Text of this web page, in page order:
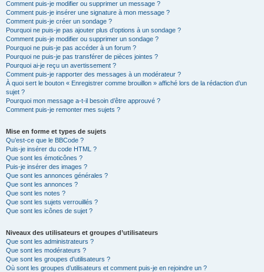
Comment puis-je modifier ou supprimer un message ?
Comment puis-je insérer une signature à mon message ?
Comment puis-je créer un sondage ?
Pourquoi ne puis-je pas ajouter plus d’options à un sondage ?
Comment puis-je modifier ou supprimer un sondage ?
Pourquoi ne puis-je pas accéder à un forum ?
Pourquoi ne puis-je pas transférer de pièces jointes ?
Pourquoi ai-je reçu un avertissement ?
Comment puis-je rapporter des messages à un modérateur ?
À quoi sert le bouton « Enregistrer comme brouillon » affiché lors de la rédaction d’un
sujet ?
Pourquoi mon message a-t-il besoin d’être approuvé ?
Comment puis-je remonter mes sujets ?
Mise en forme et types de sujets
Qu’est-ce que le BBCode ?
Puis-je insérer du code HTML ?
Que sont les émoticônes ?
Puis-je insérer des images ?
Que sont les annonces générales ?
Que sont les annonces ?
Que sont les notes ?
Que sont les sujets verrouillés ?
Que sont les icônes de sujet ?
Niveaux des utilisateurs et groupes d’utilisateurs
Que sont les administrateurs ?
Que sont les modérateurs ?
Que sont les groupes d’utilisateurs ?
Où sont les groupes d’utilisateurs et comment puis-je en rejoindre un ?